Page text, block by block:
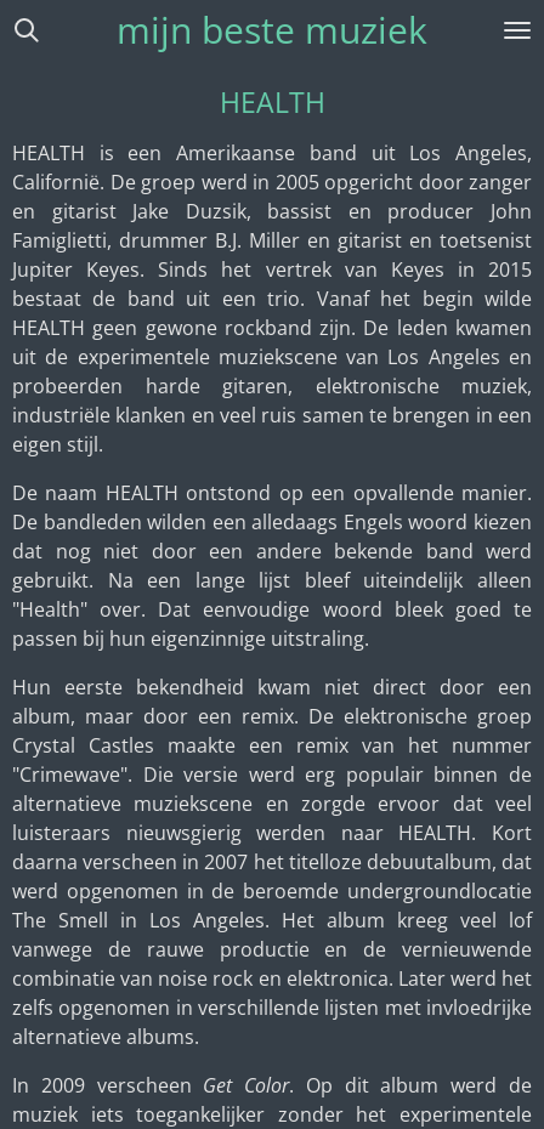
Ga
hoofdinhoud
mijn beste muziek
HEALTH
HEALTH is een Amerikaanse band uit Los Angeles,
Californië. De groep werd in 2005 opgericht door zanger
en gitarist Jake Duzsik, bassist en producer John
Famiglietti, drummer B.J. Miller en gitarist en toetsenist
Jupiter Keyes. Sinds het vertrek van Keyes in 2015
bestaat de band uit een trio. Vanaf het begin wilde
HEALTH geen gewone rockband zijn. De leden kwamen
uit de experimentele muziekscene van Los Angeles en
probeerden harde gitaren, elektronische muziek,
industriële klanken en veel ruis samen te brengen in een
eigen stijl.
De naam HEALTH ontstond op een opvallende manier.
De bandleden wilden een alledaags Engels woord kiezen
dat nog niet door een andere bekende band werd
gebruikt. Na een lange lijst bleef uiteindelijk alleen
"Health" over. Dat eenvoudige woord bleek goed te
passen bij hun eigenzinnige uitstraling.
Hun eerste bekendheid kwam niet direct door een
album, maar door een remix. De elektronische groep
Crystal Castles maakte een remix van het nummer
"Crimewave". Die versie werd erg populair binnen de
alternatieve muziekscene en zorgde ervoor dat veel
luisteraars nieuwsgierig werden naar HEALTH. Kort
daarna verscheen in 2007 het titelloze debuutalbum, dat
werd opgenomen in de beroemde undergroundlocatie
The Smell in Los Angeles. Het album kreeg veel lof
vanwege de rauwe productie en de vernieuwende
combinatie van noise rock en elektronica. Later werd het
zelfs opgenomen in verschillende lijsten met invloedrijke
alternatieve albums.
In 2009 verscheen Get Color. Op dit album werd de
muziek iets toegankelijker zonder het experimentele